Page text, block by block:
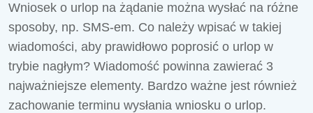
Wniosek o urlop na żądanie można wysłać na różne
sposoby, np. SMS-em. Co należy wpisać w takiej
wiadomości, aby prawidłowo poprosić o urlop w
trybie nagłym? Wiadomość powinna zawierać 3
najważniejsze elementy. Bardzo ważne jest również
zachowanie terminu wysłania wniosku o urlop.